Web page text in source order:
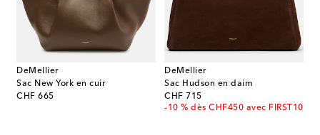
DeMellier
Sac New York en cuir
CHF 665
original price
DeMellier
Sac Hudson en daim
CHF 715
original price
-10 % dès CHF450 avec FIRST10